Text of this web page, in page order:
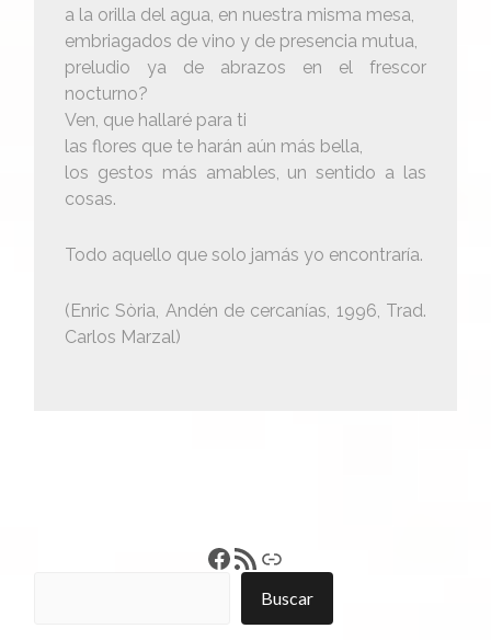
a la orilla del agua, en nuestra misma mesa,
embriagados de vino y de presencia mutua,
preludio ya de abrazos en el frescor
nocturno?
Ven, que hallaré para ti
las flores que te harán aún más bella,
los gestos más amables, un sentido a las
cosas.
Todo aquello que solo jamás yo encontraría.
(Enric Sòria, Andén de cercanías, 1996, Trad.
Carlos Marzal)
Francisco Pérez
Feed RSSEnlace
Buscar